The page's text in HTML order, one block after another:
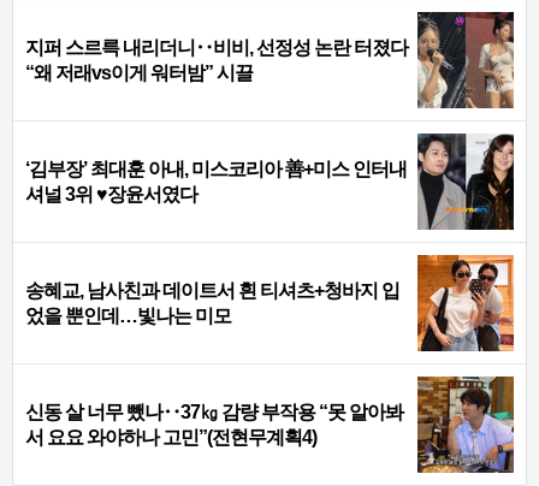
지퍼 스르륵 내리더니‥비비, 선정성 논란 터졌다
“왜 저래vs이게 워터밤” 시끌
‘김부장’ 최대훈 아내, 미스코리아 善+미스 인터내
셔널 3위 ♥장윤서였다
송혜교, 남사친과 데이트서 흰 티셔츠+청바지 입
었을 뿐인데…빛나는 미모
신동 살 너무 뺐나‥37㎏ 감량 부작용 “못 알아봐
서 요요 와야하나 고민”(전현무계획4)